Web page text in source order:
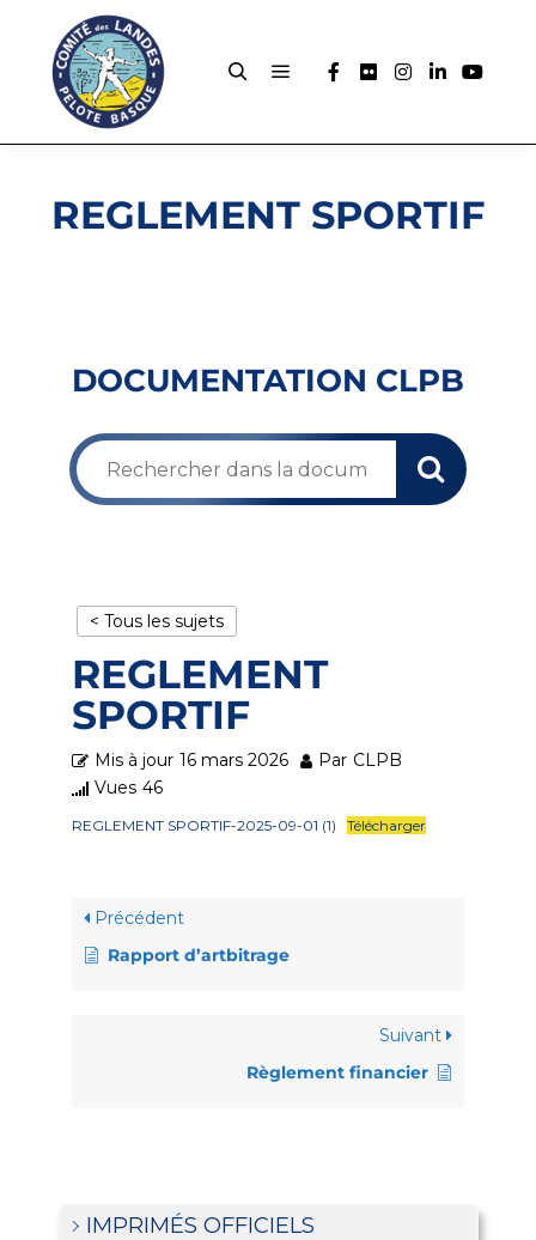
REGLEMENT SPORTIF
DOCUMENTATION CLPB
IMPRIMÉS OFFICIELS
< Tous les sujets
REGLEMENT
SPORTIF
Mis à jour 16 mars 2026 Par CLPB
Vues 46
REGLEMENT SPORTIF-2025-09-01 (1) Télécharger
Précédent
Rapport d’artbitrage
Suivant
Règlement financier